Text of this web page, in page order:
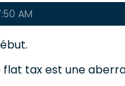
AM
tax est une